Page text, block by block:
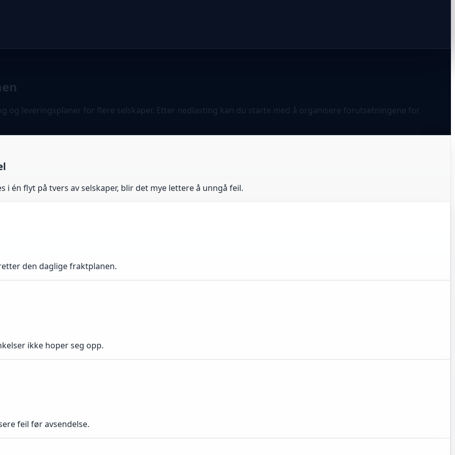
og leveringsplaner for flere selskaper. Etter nedlasting kan du starte med å organisere forutsetningene for
én flyt på tvers av selskaper, blir det mye lettere å unngå feil.
den daglige fraktplanen.
ikke hoper seg opp.
feil før avsendelse.